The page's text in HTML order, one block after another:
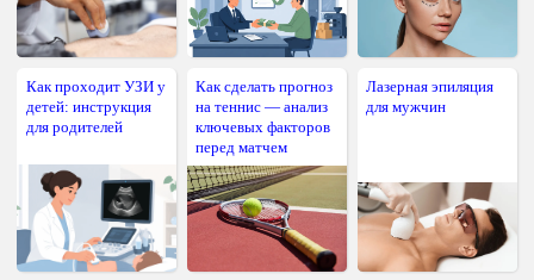
Как проходит УЗИ у
детей: инструкция
для родителей
Как сделать прогноз
на теннис — анализ
ключевых факторов
перед матчем
Лазерная эпиляция
для мужчин